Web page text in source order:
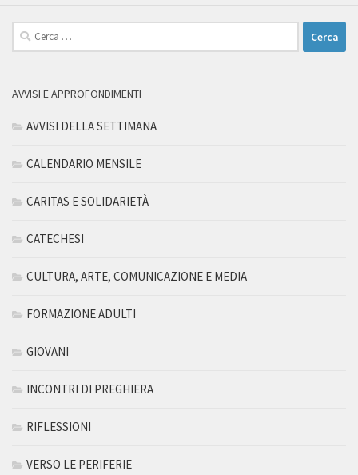
Ricerca
per:
AVVISI E APPROFONDIMENTI
AVVISI DELLA SETTIMANA
CALENDARIO MENSILE
CARITAS E SOLIDARIETÀ
CATECHESI
CULTURA, ARTE, COMUNICAZIONE E MEDIA
FORMAZIONE ADULTI
GIOVANI
INCONTRI DI PREGHIERA
RIFLESSIONI
VERSO LE PERIFERIE